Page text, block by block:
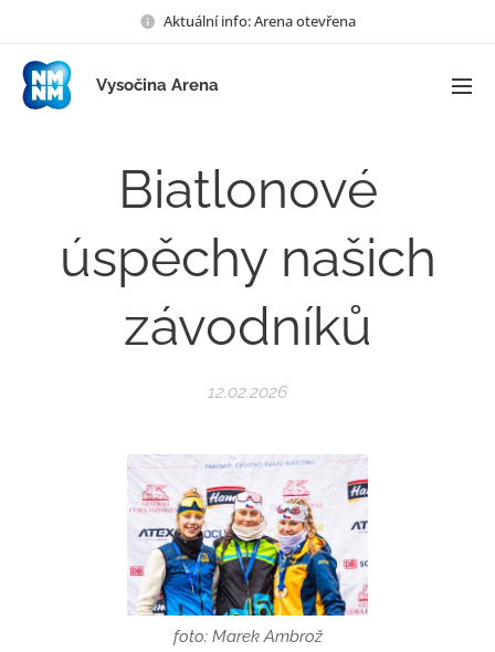
Aktuální info: Arena otevřena
Vysočina Arena
Biatlonové
úspěchy našich
závodníků
12.02.2026
foto: Marek Ambrož